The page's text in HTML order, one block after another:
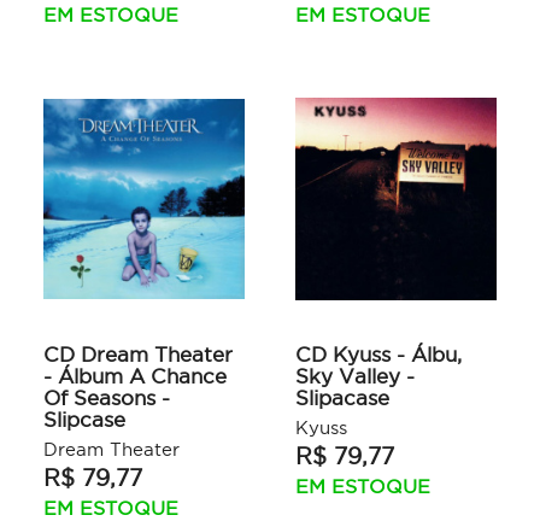
EM ESTOQUE EM ESTOQUE
CD Dream Theater
- Álbum A Chance
Of Seasons -
Slipcase
Dream Theater
R$ 79,77
EM ESTOQUE
CD Kyuss - Álbu,
Sky Valley -
Slipacase
Kyuss
R$ 79,77
EM ESTOQUE